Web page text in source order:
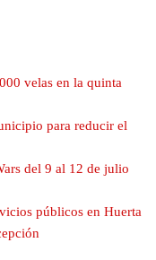
velas en la quinta
para reducir el
del 9 al 12 de julio
públicos en Huerta